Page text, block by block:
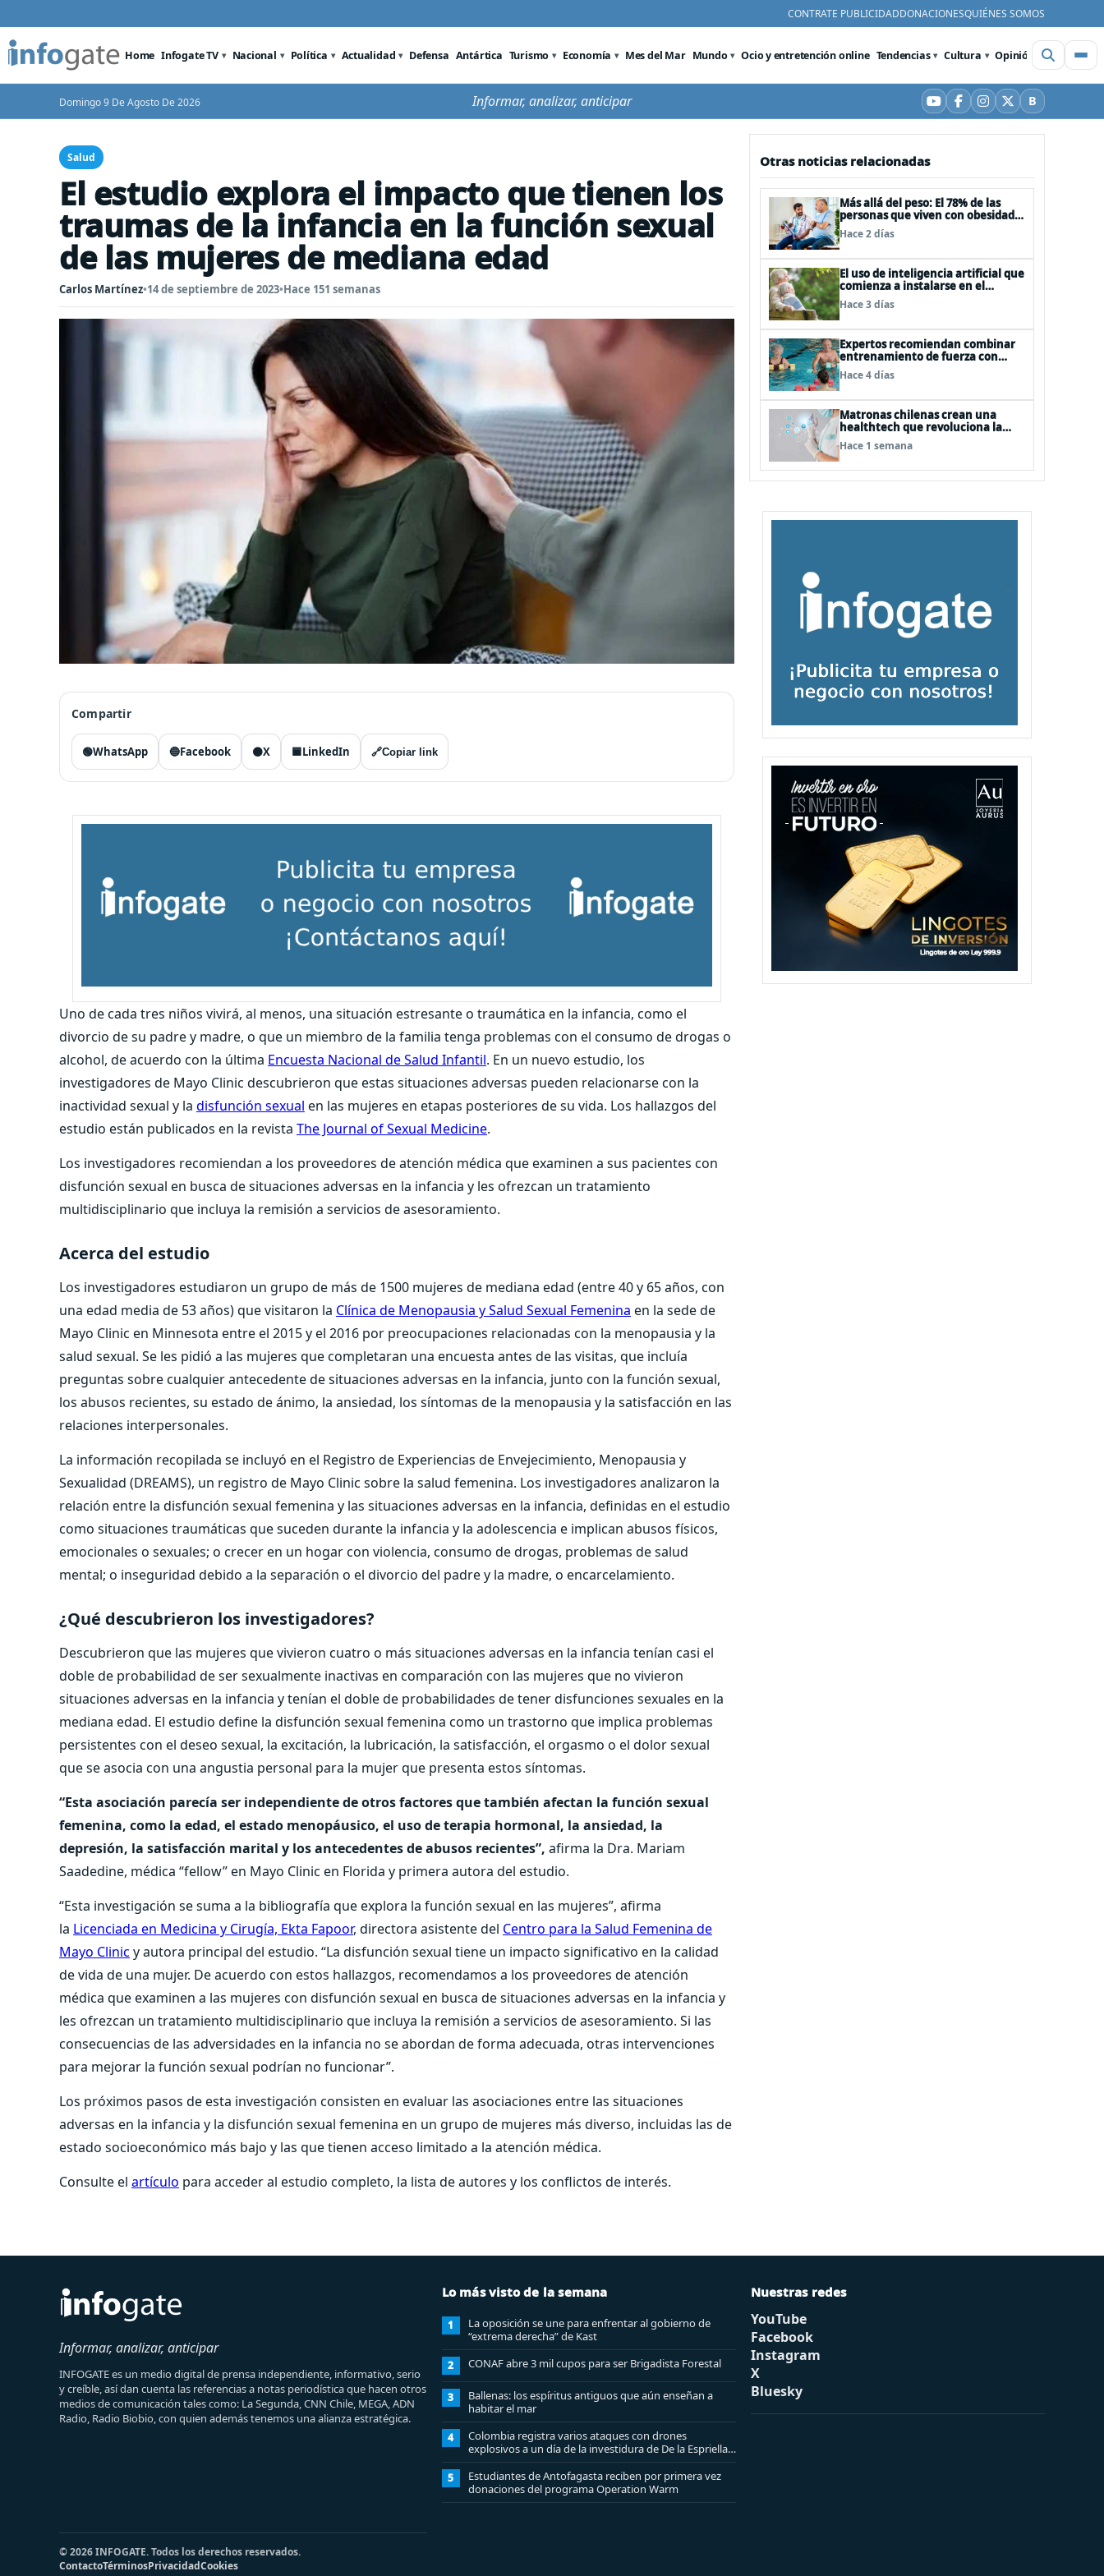
CONTRATE PUBLICIDADDONACIONESQUIÉNES SOMOS
Home Infogate TV Nacional Política Actualidad Defensa Antártica Turismo Economía Mes del Mar Mundo Ocio y entretención online Tendencias Cultura Opinión Videos
Domingo 9 De Agosto De 2026 Informar, analizar, anticipar YouTube
Facebook
Instagram
X BBluesky
Salud
El estudio explora el impacto que tienen los
traumas de la infancia en la función sexual
de las mujeres de mediana edad
Carlos Martínez•14 de septiembre de 2023•Hace 151 semanas
Compartir
🟢WhatsApp 🔵Facebook ⚫X 🟦LinkedIn 🔗Copiar link
Uno de cada tres niños vivirá, al menos, una situación estresante o traumática en la infancia, como el
divorcio de su padre y madre, o que un miembro de la familia tenga problemas con el consumo de drogas o
alcohol, de acuerdo con la última Encuesta Nacional de Salud Infantil. En un nuevo estudio, los
investigadores de Mayo Clinic descubrieron que estas situaciones adversas pueden relacionarse con la
inactividad sexual y la disfunción sexual en las mujeres en etapas posteriores de su vida. Los hallazgos del
estudio están publicados en la revista The Journal of Sexual Medicine.
Los investigadores recomiendan a los proveedores de atención médica que examinen a sus pacientes con
disfunción sexual en busca de situaciones adversas en la infancia y les ofrezcan un tratamiento
multidisciplinario que incluya la remisión a servicios de asesoramiento.
Acerca del estudio
Los investigadores estudiaron un grupo de más de 1500 mujeres de mediana edad (entre 40 y 65 años, con
una edad media de 53 años) que visitaron la Clínica de Menopausia y Salud Sexual Femenina en la sede de
Mayo Clinic en Minnesota entre el 2015 y el 2016 por preocupaciones relacionadas con la menopausia y la
salud sexual. Se les pidió a las mujeres que completaran una encuesta antes de las visitas, que incluía
preguntas sobre cualquier antecedente de situaciones adversas en la infancia, junto con la función sexual,
los abusos recientes, su estado de ánimo, la ansiedad, los síntomas de la menopausia y la satisfacción en las
relaciones interpersonales.
La información recopilada se incluyó en el Registro de Experiencias de Envejecimiento, Menopausia y
Sexualidad (DREAMS), un registro de Mayo Clinic sobre la salud femenina. Los investigadores analizaron la
relación entre la disfunción sexual femenina y las situaciones adversas en la infancia, definidas en el estudio
como situaciones traumáticas que suceden durante la infancia y la adolescencia e implican abusos físicos,
emocionales o sexuales; o crecer en un hogar con violencia, consumo de drogas, problemas de salud
mental; o inseguridad debido a la separación o el divorcio del padre y la madre, o encarcelamiento.
¿Qué descubrieron los investigadores?
Descubrieron que las mujeres que vivieron cuatro o más situaciones adversas en la infancia tenían casi el
doble de probabilidad de ser sexualmente inactivas en comparación con las mujeres que no vivieron
situaciones adversas en la infancia y tenían el doble de probabilidades de tener disfunciones sexuales en la
mediana edad. El estudio define la disfunción sexual femenina como un trastorno que implica problemas
persistentes con el deseo sexual, la excitación, la lubricación, la satisfacción, el orgasmo o el dolor sexual
que se asocia con una angustia personal para la mujer que presenta estos síntomas.
“Esta asociación parecía ser independiente de otros factores que también afectan la función sexual
femenina, como la edad, el estado menopáusico, el uso de terapia hormonal, la ansiedad, la
depresión, la satisfacción marital y los antecedentes de abusos recientes”, afirma la Dra. Mariam
Saadedine, médica “fellow” en Mayo Clinic en Florida y primera autora del estudio.
“Esta investigación se suma a la bibliografía que explora la función sexual en las mujeres”, afirma
la Licenciada en Medicina y Cirugía, Ekta Fapoor, directora asistente del Centro para la Salud Femenina de
Mayo Clinic y autora principal del estudio. “La disfunción sexual tiene un impacto significativo en la calidad
de vida de una mujer. De acuerdo con estos hallazgos, recomendamos a los proveedores de atención
médica que examinen a las mujeres con disfunción sexual en busca de situaciones adversas en la infancia y
les ofrezcan un tratamiento multidisciplinario que incluya la remisión a servicios de asesoramiento. Si las
consecuencias de las adversidades en la infancia no se abordan de forma adecuada, otras intervenciones
para mejorar la función sexual podrían no funcionar”.
Los próximos pasos de esta investigación consisten en evaluar las asociaciones entre las situaciones
adversas en la infancia y la disfunción sexual femenina en un grupo de mujeres más diverso, incluidas las de
estado socioeconómico más bajo y las que tienen acceso limitado a la atención médica.
Consulte el artículo para acceder al estudio completo, la lista de autores y los conflictos de interés.
Otras noticias relacionadas
Más allá del peso: El 78% de las
personas que viven con obesidad
sufre estrés postraumático debido
al estigma
Hace 2 días
El uso de inteligencia artificial que
comienza a instalarse en el
cuidado de personas mayores
Hace 3 días
Expertos recomiendan combinar
entrenamiento de fuerza con
natación para fortalecer la salud
Hace 4 días
Matronas chilenas crean una
healthtech que revoluciona la
formación clínica con simuladores
inteligentes
Hace 1 semana
Informar, analizar, anticipar
INFOGATE es un medio digital de prensa independiente, informativo, serio
y creíble, así dan cuenta las referencias a notas periodística que hacen otros
medios de comunicación tales como: La Segunda, CNN Chile, MEGA, ADN
Radio, Radio Biobio, con quien además tenemos una alianza estratégica.
Lo más visto de la semana
1
La oposición se une para enfrentar al gobierno de
“extrema derecha” de Kast
2 CONAF abre 3 mil cupos para ser Brigadista Forestal
3
Ballenas: los espíritus antiguos que aún enseñan a
habitar el mar
4
Colombia registra varios ataques con drones
explosivos a un día de la investidura de De la Espriella:
un policía muerto
5
Estudiantes de Antofagasta reciben por primera vez
donaciones del programa Operation Warm
Nuestras redes
YouTube
Facebook
Instagram
X
Bluesky
© 2026 INFOGATE. Todos los derechos reservados.
ContactoTérminosPrivacidadCookies